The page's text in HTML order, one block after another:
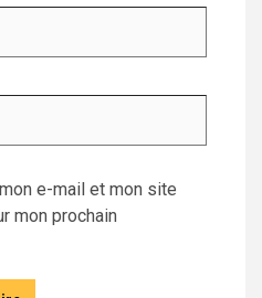
e-mail et mon site
mon prochain